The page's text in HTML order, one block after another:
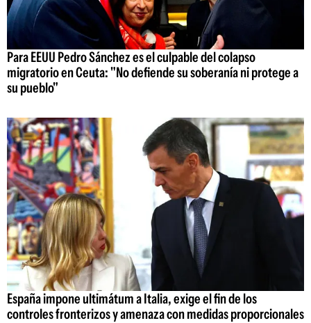
Para EEUU Pedro Sánchez es el culpable del colapso
migratorio en Ceuta: "No defiende su soberanía ni protege a
su pueblo"
España impone ultimátum a Italia, exige el fin de los
controles fronterizos y amenaza con medidas proporcionales